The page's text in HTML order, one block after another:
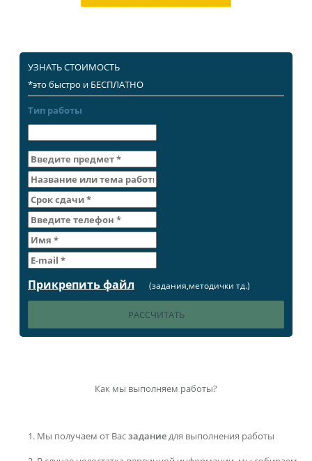
УЗНАТЬ СТОИМОСТЬ
*это быстро и БЕСПЛАТНО
Тип работы
Прикрепить файл (задания,методички тд.)
Как мы выполняем работы?
Мы получаем от Васзаданиедля выполнения работы